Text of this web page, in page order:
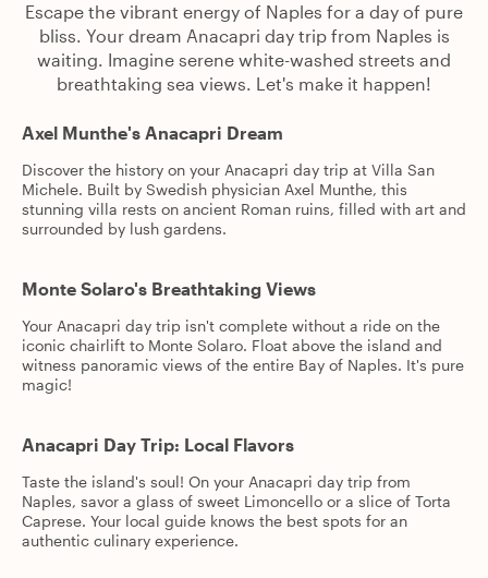
Escape the vibrant energy of Naples for a day of pure
bliss. Your dream Anacapri day trip from Naples is
waiting. Imagine serene white-washed streets and
breathtaking sea views. Let's make it happen!
Axel Munthe's Anacapri Dream
Discover the history on your Anacapri day trip at Villa San
Michele. Built by Swedish physician Axel Munthe, this
stunning villa rests on ancient Roman ruins, filled with art and
surrounded by lush gardens.
Monte Solaro's Breathtaking Views
Your Anacapri day trip isn't complete without a ride on the
iconic chairlift to Monte Solaro. Float above the island and
witness panoramic views of the entire Bay of Naples. It's pure
magic!
Anacapri Day Trip: Local Flavors
Taste the island's soul! On your Anacapri day trip from
Naples, savor a glass of sweet Limoncello or a slice of Torta
Caprese. Your local guide knows the best spots for an
authentic culinary experience.